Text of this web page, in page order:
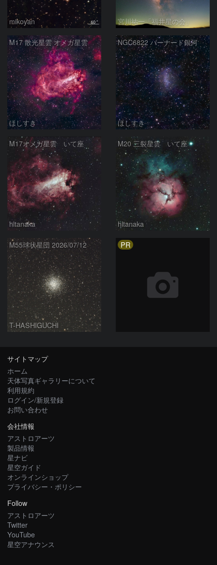
mikoyan 宮川祐一「福井星の会」
M17 散光星雲 オメガ星雲
ほしすき
NGC6822 バーナード銀河
ほしすき
M17オメガ星雲 いて座
hltanaka
M20 三裂星雲 いて座
hltanaka
M55球状星団 2026/07/12
T-HASHIGUCHI
PR
サイトマップ
ホーム
天体写真ギャラリーについて
利用規約
ログイン/新規登録
お問い合わせ
会社情報
アストロアーツ
製品情報
星ナビ
星空ガイド
オンラインショップ
プライバシー・ポリシー
Follow
アストロアーツ
Twitter
YouTube
星空アナウンス